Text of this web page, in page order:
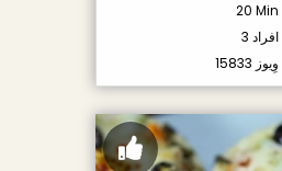
20 Min
3 افراد
15833 وِیوز